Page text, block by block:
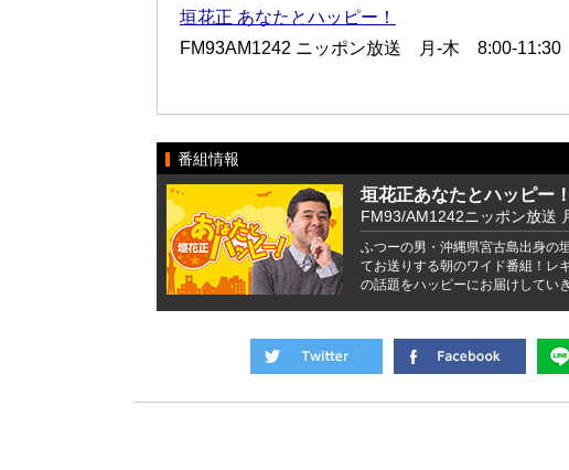
垣花正 あなたとハッピー！
FM93AM1242 ニッポン放送 月-木 8:00-11:30
番組情報
垣花正あなたとハッピー！
FM93/AM1242ニッポン放送
ふつーの男・沖縄県宮古島出身の
てお送りする朝のワイド番組！レ
の話題をハッピーにお届けしてい